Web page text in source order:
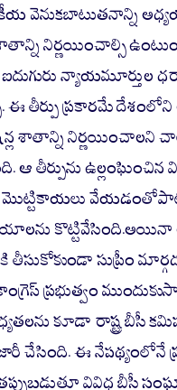
వెనుకబాటుతనాన్ని
నిర్ణయించాల్సి
ఐదుగురు
ఈ తీర్పు ప్రకారమే దేశంలోని
శాతాన్ని నిర్ణయించాలని
ఆ తీర్పును ఉల్లంఘించిన
మొట్టికాయలు
సుప్రీం
ప్రభుత్వం
కూడా రాష్ట్ర బీసీ
చేసింది. ఈ నేపథ్యంలోనే
వివిధ బీసీ